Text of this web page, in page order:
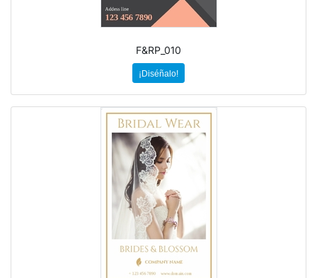
F&RP_010
¡Diséñalo!